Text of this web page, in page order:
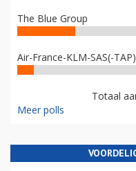
The Blue Group
Air-France-KLM-SAS(-TAP)
Totaal
Meer polls